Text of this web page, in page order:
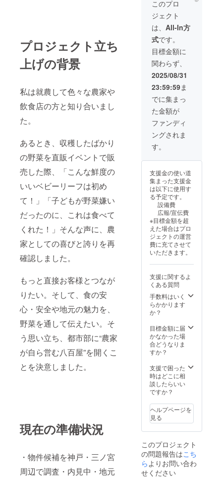
プロジェクト立ち
上げの背景
私は就農して色々な農家や
飲食店の方と知り合いまし
た。
あるとき、収穫したばかり
の野菜を直販イベントで販
売した際、「こんな鮮度の
いいベビーリーフは初め
て！」「子どもが野菜嫌い
だったのに、これは食べて
くれた！」そんな声に、農
家としての喜びと誇りを再
確認しました。
もっと直接お客様とつなが
りたい。そして、食の安
心・安全や地元の魅力を、
野菜を通して伝えたい。そ
う思い立ち、都市部に“農家
が自ら営む八百屋”を開くこ
とを決意しました。
現在の準備状況
・物件候補を神戸・三ノ宮
周辺で調査・内見中・地元
期間：
2025年
10月1
日〜
2030年
9月30日
までの5
年間 ・
掲載方
法：文
字及
び、ロ
ゴ／バ
ナーの
掲載 ・
掲載サ
イズ：
時、必
欄に希
望され
るお名
前をご
記入く
ださ
い。
このプロ
ジェクト
は、 All-In方
式です。
目標金額に
関わらず、
2025/08/31
23:59:59ま
でに集まっ
た金額が
ファンディ
ングされま
す。
支援金の使い道
集まった支援金
は以下に使用す
る予定です。
設備費
広報/宣伝費
※目標金額を超
えた場合はプロ
ジェクトの運営
費に充てさせて
いただきます。
支援に関するよ
くある質問
手数料はいく
らかかります
か？
目標金額に届
かなかった場
合どうなりま
すか？
支援で困った
時はどこに相
談したらいい
ですか？
ヘルプページを
見る
このプロジェクト
の問題報告はこち
ら よりお問い合わ
せください